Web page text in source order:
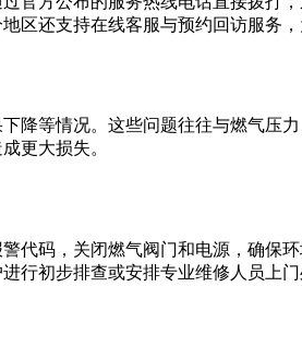
区还支持在线客服与预约回访服务
降等情况。这些问题往往与燃气压
更大损失。
代码，关闭燃气阀门和电源，确保
行初步排查或安排专业维修人员上门